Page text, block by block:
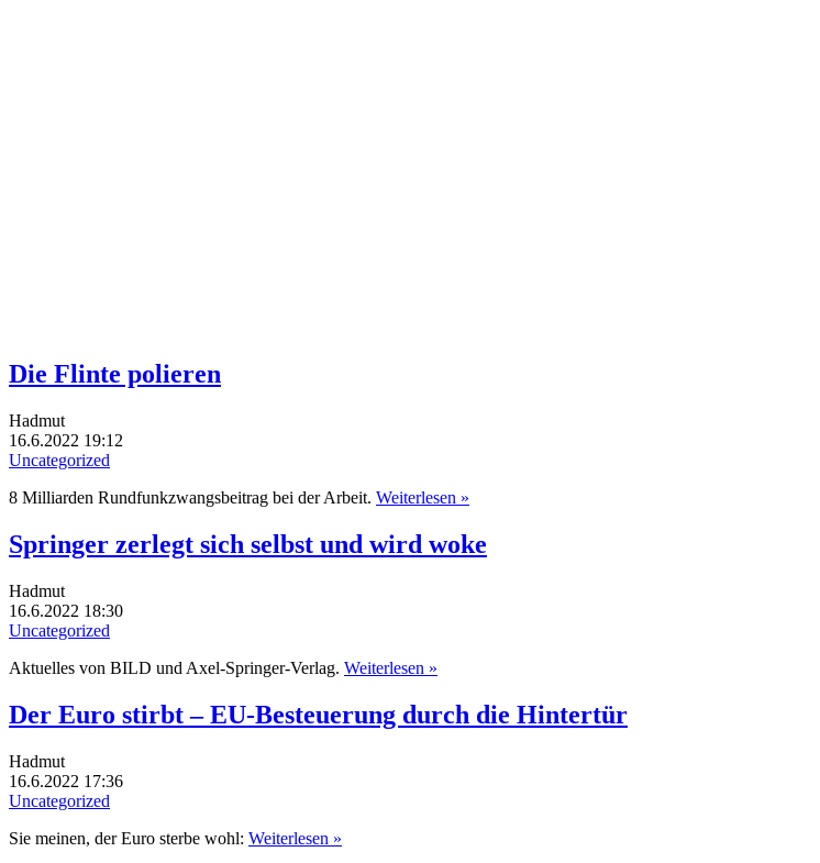
Die Flinte polieren
Hadmut
16.6.2022 19:12
Uncategorized
8 Milliarden Rundfunkzwangsbeitrag bei der Arbeit. Weiterlesen »
Springer zerlegt sich selbst und wird woke
Hadmut
16.6.2022 18:30
Uncategorized
Aktuelles von BILD und Axel-Springer-Verlag. Weiterlesen »
Der Euro stirbt – EU-Besteuerung durch die Hintertür
Hadmut
16.6.2022 17:36
Uncategorized
Sie meinen, der Euro sterbe wohl: Weiterlesen »